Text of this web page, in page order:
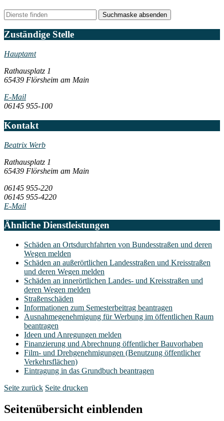
Suchmaske absenden
Zuständige Stelle
Hauptamt
Rathausplatz 1
65439 Flörsheim am Main
E-Mail
06145 955-100
Kontakt
Beatrix Werb
Rathausplatz 1
65439 Flörsheim am Main
06145 955-220
06145 955-4220
E-Mail
Ähnliche Dienstleistungen
Schäden an Ortsdurchfahrten von Bundesstraßen und deren
Wegen melden
Schäden an außerörtlichen Landesstraßen und Kreisstraßen
und deren Wegen melden
Schäden an innerörtlichen Landes- und Kreisstraßen und
deren Wegen melden
Straßenschäden
Informationen zum Semesterbeitrag beantragen
Ausnahmegenehmigung für Werbung im öffentlichen Raum
beantragen
Ideen und Anregungen melden
Finanzierung und Abrechnung öffentlicher Bauvorhaben
Film- und Drehgenehmigungen (Benutzung öffentlicher
Verkehrsflächen)
Eintragung in das Grundbuch beantragen
Seite zurück Seite drucken
Seitenübersicht einblenden